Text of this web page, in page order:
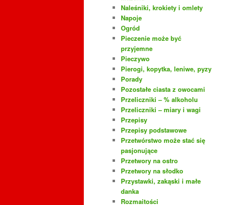
Naleśniki, krokiety i omlety
Napoje
Ogród
Pieczenie może być
przyjemne
Pieczywo
Pierogi, kopytka, leniwe, pyzy
Porady
Pozostałe ciasta z owocami
Przeliczniki – % alkoholu
Przeliczniki – miary i wagi
Przepisy
Przepisy podstawowe
Przetwórstwo może stać się
pasjonujące
Przetwory na ostro
Przetwory na słodko
Przystawki, zakąski i małe
danka
Rozmaitości